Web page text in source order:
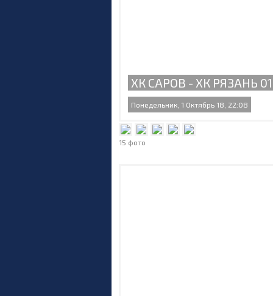
ХК САРОВ - ХК РЯЗАНЬ
Понедельник, 1 Октябрь 18, 22:08
15 фото